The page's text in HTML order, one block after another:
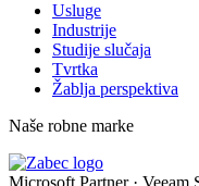
Usluge
Industrije
Studije slučaja
Tvrtka
Žablja perspektiva
Naše robne marke